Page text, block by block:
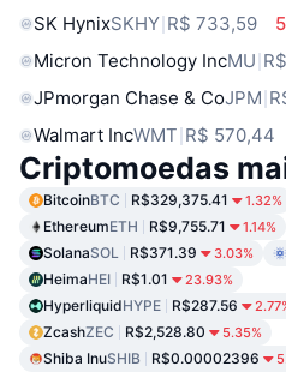
SK HynixSKHY R$ 733,59
Micron Technology IncMU
JPmorgan Chase & CoJPM
Walmart IncWMT R$ 570,44
Criptomoedas
BitcoinBTC R$329,375.41 1.32%
EthereumETH R$9,755.71 1.14%
SolanaSOL R$371.39 3.03%
HeimaHEI R$1.01 23.93%
HyperliquidHYPE R$287.56
ZcashZEC R$2,528.80 5.35%
Shiba InuSHIB R$0.00002396